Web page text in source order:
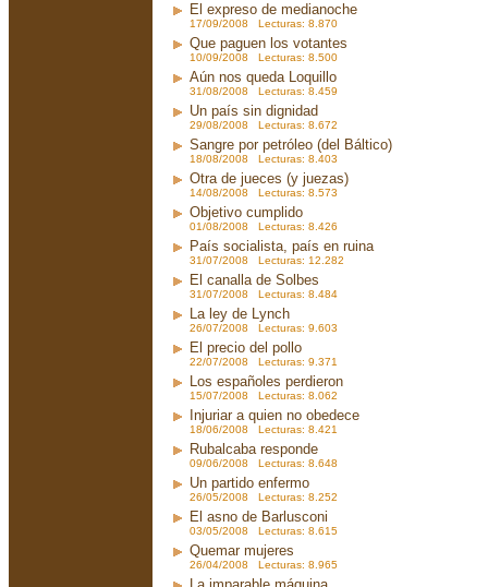
El expreso de medianoche
17/09/2008 Lecturas: 8.870
Que paguen los votantes
10/09/2008 Lecturas: 8.500
Aún nos queda Loquillo
31/08/2008 Lecturas: 8.459
Un país sin dignidad
29/08/2008 Lecturas: 8.672
Sangre por petróleo (del Báltico)
18/08/2008 Lecturas: 8.403
Otra de jueces (y juezas)
14/08/2008 Lecturas: 8.573
Objetivo cumplido
01/08/2008 Lecturas: 8.426
País socialista, país en ruina
31/07/2008 Lecturas: 12.282
El canalla de Solbes
31/07/2008 Lecturas: 8.484
La ley de Lynch
26/07/2008 Lecturas: 9.603
El precio del pollo
22/07/2008 Lecturas: 9.371
Los españoles perdieron
15/07/2008 Lecturas: 8.062
Injuriar a quien no obedece
18/06/2008 Lecturas: 8.421
Rubalcaba responde
09/06/2008 Lecturas: 8.648
Un partido enfermo
26/05/2008 Lecturas: 8.252
El asno de Barlusconi
03/05/2008 Lecturas: 8.615
Quemar mujeres
26/04/2008 Lecturas: 8.965